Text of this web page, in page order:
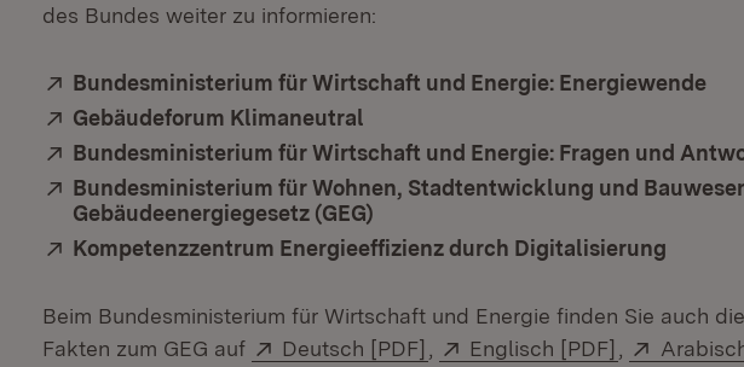
des Bundes weiter zu informieren:
Extern:
Bundesministerium für Wirtschaft und Energie: Energiewende
Extern:
Gebäudeforum Klimaneutral
Extern:
Bundesministerium für Wirtschaft und Energie: Fragen und
Extern:
Bundesministerium für Wohnen, Stadtentwicklung und
Gebäudeenergiegesetz (GEG)
Extern:
Kompetenzzentrum Energieeffizienz durch Digitalisierung
Beim Bundesministerium für Wirtschaft und Energie finden Sie auch
Fakten zum GEG auf
Extern:
Deutsch [PDF] (Öffnet in neuem Fenster)
Extern:
Englisch [PDF] (Öffnet in
Extern: